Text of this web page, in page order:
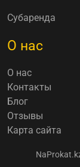
Субаренда
О нас
О нас
Контакты
Блог
Отзывы
Карта сайта